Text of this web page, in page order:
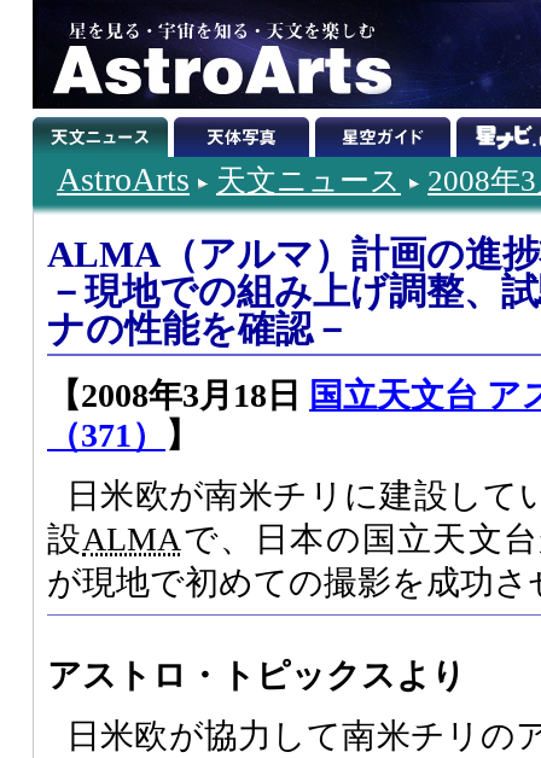
AstroArts 天文ニュース 2008年
ALMA（アルマ）計画の進
－現地での組み上げ調整、
ナの性能を確認－
【2008年3月18日
国立天文台 ア
（371）
】
日米欧が南米チリに建設して
設ALMAで、日本の国立天文
が現地で初めての撮影を成功さ
アストロ・トピックスより
日米欧が協力して南米チリの